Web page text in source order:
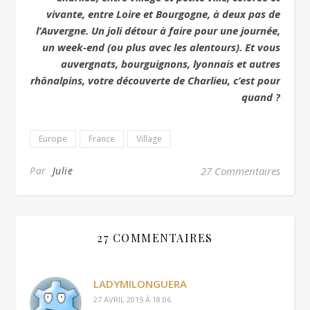
vivante, entre Loire et Bourgogne, à deux pas de
l’Auvergne. Un joli détour à faire pour une journée,
un week-end (ou plus avec les alentours). Et vous
auvergnats, bourguignons, lyonnais et autres
rhônalpins, votre découverte de Charlieu, c’est pour
quand ?
Europe France Village
Par Julie 27 Commentaires
27 COMMENTAIRES
LADYMILONGUERA
27 AVRIL 2015 À 18:06